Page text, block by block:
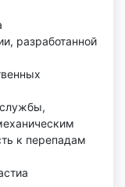
разработанной
к перепадам